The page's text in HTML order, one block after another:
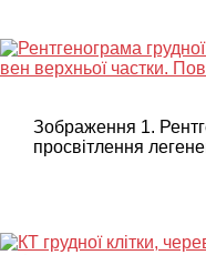
Зображення 1.
просвітлення